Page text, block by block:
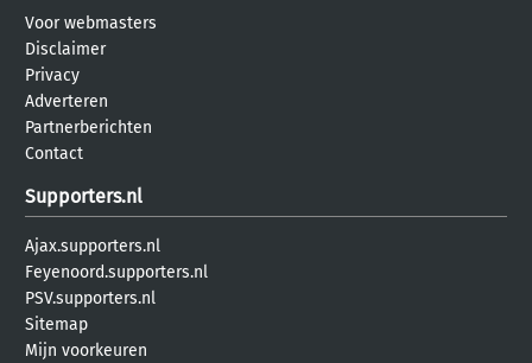
Voor webmasters
Disclaimer
Privacy
Adverteren
Partnerberichten
Contact
Supporters.nl
Ajax.supporters.nl
Feyenoord.supporters.nl
PSV.supporters.nl
Sitemap
Mijn voorkeuren